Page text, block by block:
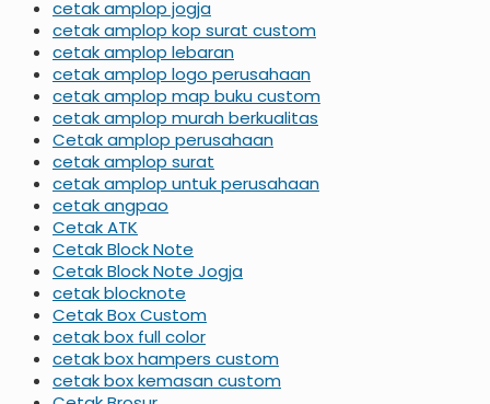
cetak amplop jogja
cetak amplop kop surat custom
cetak amplop lebaran
cetak amplop logo perusahaan
cetak amplop map buku custom
cetak amplop murah berkualitas
Cetak amplop perusahaan
cetak amplop surat
cetak amplop untuk perusahaan
cetak angpao
Cetak ATK
Cetak Block Note
Cetak Block Note Jogja
cetak blocknote
Cetak Box Custom
cetak box full color
cetak box hampers custom
cetak box kemasan custom